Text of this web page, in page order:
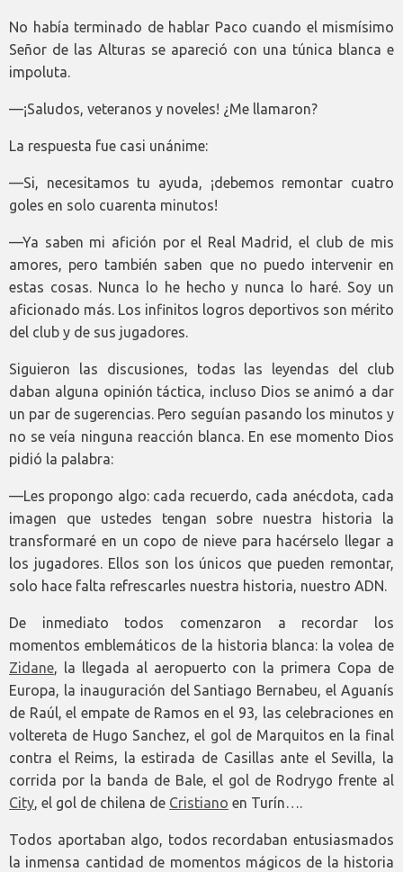
No había terminado de hablar Paco cuando el mismísimo
Señor de las Alturas se apareció con una túnica blanca e
impoluta.
—¡Saludos, veteranos y noveles! ¿Me llamaron?
La respuesta fue casi unánime:
—Si, necesitamos tu ayuda, ¡debemos remontar cuatro
goles en solo cuarenta minutos!
—Ya saben mi afición por el Real Madrid, el club de mis
amores, pero también saben que no puedo intervenir en
estas cosas. Nunca lo he hecho y nunca lo haré. Soy un
aficionado más. Los infinitos logros deportivos son mérito
del club y de sus jugadores.
Siguieron las discusiones, todas las leyendas del club
daban alguna opinión táctica, incluso Dios se animó a dar
un par de sugerencias. Pero seguían pasando los minutos y
no se veía ninguna reacción blanca. En ese momento Dios
pidió la palabra:
—Les propongo algo: cada recuerdo, cada anécdota, cada
imagen que ustedes tengan sobre nuestra historia la
transformaré en un copo de nieve para hacérselo llegar a
los jugadores. Ellos son los únicos que pueden remontar,
solo hace falta refrescarles nuestra historia, nuestro ADN.
De inmediato todos comenzaron a recordar los
momentos emblemáticos de la historia blanca: la volea de
Zidane, la llegada al aeropuerto con la primera Copa de
Europa, la inauguración del Santiago Bernabeu, el Aguanís
de Raúl, el empate de Ramos en el 93, las celebraciones en
voltereta de Hugo Sanchez, el gol de Marquitos en la final
contra el Reims, la estirada de Casillas ante el Sevilla, la
corrida por la banda de Bale, el gol de Rodrygo frente al
City, el gol de chilena de Cristiano en Turín….
Todos aportaban algo, todos recordaban entusiasmados
la inmensa cantidad de momentos mágicos de la historia